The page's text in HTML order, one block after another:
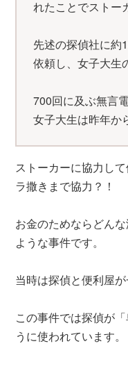
れたことでストー
先述の探偵社に約
依頼し、女子大生
700回に及ぶ無言
女子大生は昨年か
ストーカーに協力し
ラ撒きまで協力？！
お金のためならどん
ような事件です。
当時は探偵と便利屋が
この事件では探偵が
うに使われています。